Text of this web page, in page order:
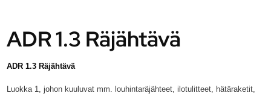
ADR 1.3 Räjähtävä
ADR 1.3 Räjähtävä
Luokka 1, johon kuuluvat mm. louhintaräjähteet, ilotulitteet, hätäraketit,